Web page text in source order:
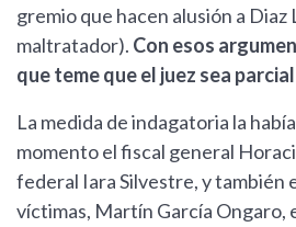
gremio que hacen alusión a Diaz
maltratador). Con esos
que teme que el juez sea
La medida de indagatoria la
momento el fiscal general
federal Iara Silvestre, y también
víctimas, Martín García Ongaro,